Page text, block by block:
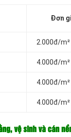
Đơn
2.000đ/
4.000đ/
4.000đ/
4.000đ/
vệ sinh và cán